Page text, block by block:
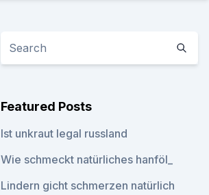
Featured Posts
Ist unkraut legal russland
Wie schmeckt natürliches hanföl_
Lindern gicht schmerzen natürlich